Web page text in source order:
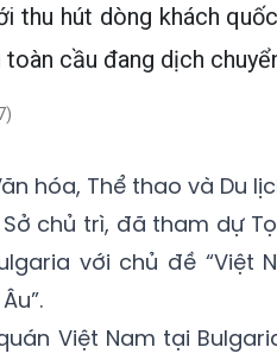
thu hút dòng khách
cầu đang dịch
hóa, Thể thao và Du
chủ trì, đã tham dự
với chủ đề
Việt Nam tại